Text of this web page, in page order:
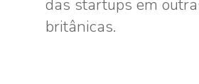
das startups em
britânicas.